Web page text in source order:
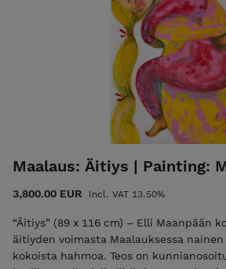
happiness. • Unframed but ready to hang. • Signed on
front and back. • Certificate of
are included in the price. Please email elli@ellimaanpaa.com
if you would prefer to pick up the
Maalaus: Äitiys | Painting:
3,800.00 EUR Incl. VAT 13.50%
“Äitiys” (89 x 116 cm) – Elli Maanpään
äitiyden voimasta Maalauksessa
kokoista hahmoa. Teos on